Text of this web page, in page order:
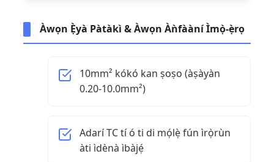
Àwọn Ẹ̀yà Pàtàkì & Àwọn Àǹfààní Ìmọ̀-ẹ̀rọ
10mm² kókó kan ṣoṣo (àṣàyàn
0.20-10.0mm²)
Adarí TC tí ó ti di mọ́lẹ̀ fún ìrọ̀rùn
àti ìdènà ìbàjẹ́